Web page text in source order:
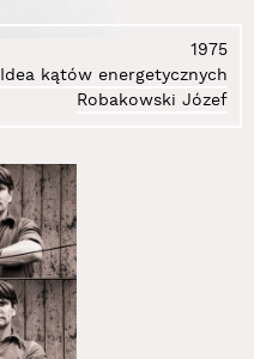
1975
Idea kątów energetycznych
Robakowski Józef